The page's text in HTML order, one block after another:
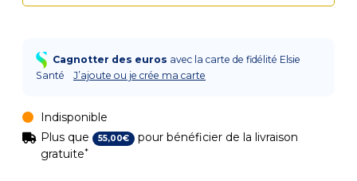
Cagnotter des euros avec la carte de fidélité Elsie
Santé
J’ajoute ou je crée ma carte
Indisponible
Plus que
55,00€ pour bénéficier de la livraison
gratuite*